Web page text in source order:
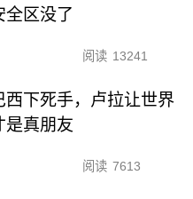
全区没了
阅读 13241
西下死手，卢拉让世界
是真朋友
阅读 7613